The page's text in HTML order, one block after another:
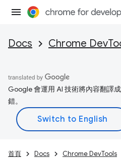
Docs Chrome
Google 會運用 AI 技術將內容翻譯
錯。
首頁 Docs Chrome DevTools